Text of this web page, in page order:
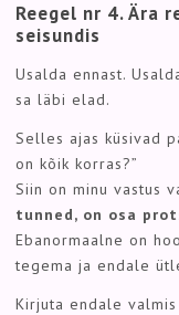
Reegel nr 4. Ära
seisundis
Usalda ennast.
sa läbi elad.
Selles ajas küsivad
on kõik korras?”
Siin on minu vastus
tunned, on osa
Ebanormaalne on
tegema ja endale
Kirjuta endale